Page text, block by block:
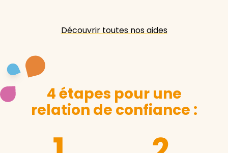
Découvrir toutes nos aides
4 étapes pour une
relation de confiance :